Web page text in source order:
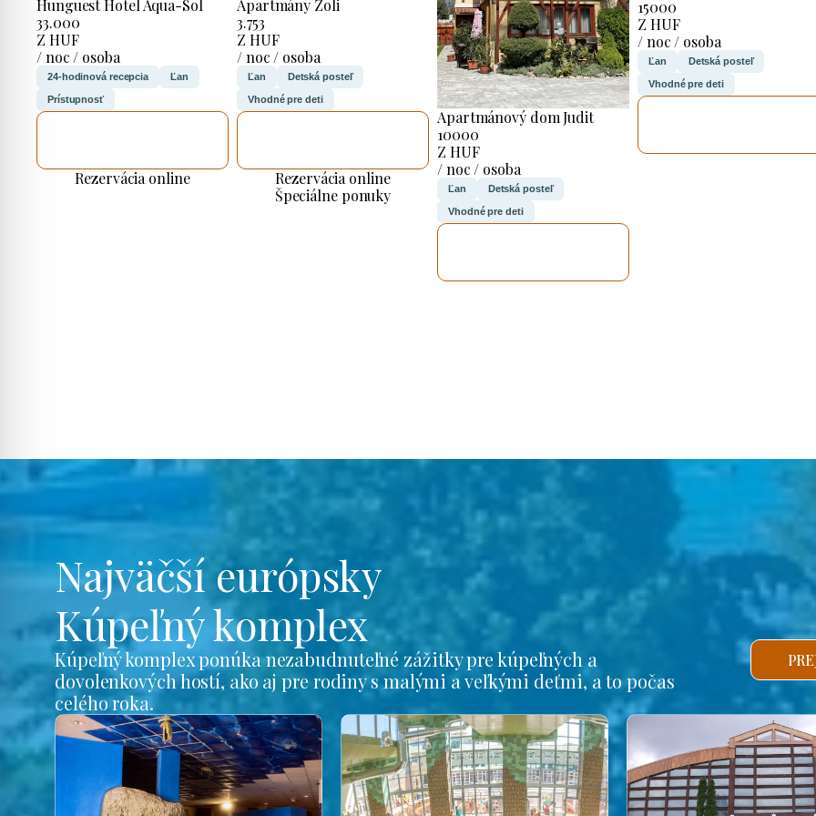
Hunguest Hotel Aqua-Sol
33.000
Z HUF
/ noc / osoba
24-hodinová recepcia Ľan
Prístupnosť
Rezervácia online
Apartmány Zoli
3.753
Z HUF
/ noc / osoba
Ľan Detská posteľ
Vhodné pre deti
Rezervácia online
Špeciálne ponuky
Apartmánový dom Judit
10000
Z HUF
/ noc / osoba
Ľan Detská posteľ
Vhodné pre deti
15000
Z HUF
/ noc / osoba
Ľan Detská posteľ
Vhodné pre deti
Najväčší európsky
Kúpeľný komplex
Kúpeľný komplex ponúka nezabudnuteľné zážitky pre kúpeľných a
dovolenkových hostí, ako aj pre rodiny s malými a veľkými deťmi, a to počas
celého roka.